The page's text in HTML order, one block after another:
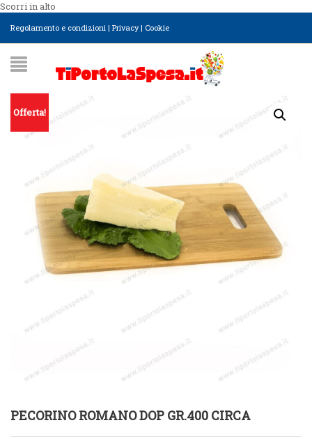
Scorri in alto
Regolamento e condizioni | Privacy| Cookie
Offerta!
PECORINO ROMANO DOP GR.400 CIRCA